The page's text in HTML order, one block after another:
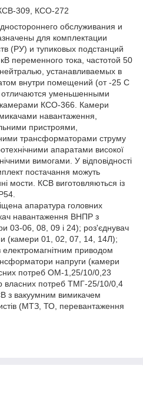
309, КСО-272
обслуживания и
для комплектации
(РУ) и тупиковых подстанций
переменного тока, частотой 50
устанавливаемых в
внутри помещений (от -25 С
уменьшенными
КСО-366. Камери
навантаження,
пристроями,
трансформаторами струму
апаратами високої
вимогами. У відповідності
постачання можуть
мости. КСВ виготовляються із
апаратура головних
навантаження ВНПР з
03-06, 08, 09 і 24); роз'єднувач
(камери 01, 02, 07, 14, 14Л);
приводом
напруги (камери
потреб ОМ-1,25/10/0,23
власних потреб ТМГ-25/10/0,4
з вакуумним вимикачем
(МТЗ, ТО, перевантаження